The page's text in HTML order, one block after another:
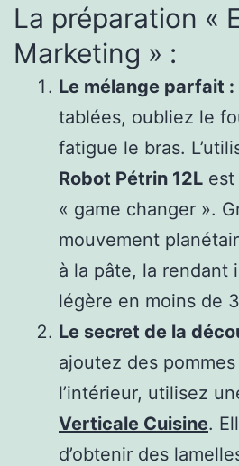
La préparation «
Marketing » :
Le mélange parfait :
tablées, oubliez le
fatigue le bras.
Robot Pétrin 12L
« game changer ».
mouvement
à la pâte, la rendant
légère en moins de
Le secret de la
ajoutez des
l’intérieur, utilisez
Verticale Cuisine.
d’obtenir des